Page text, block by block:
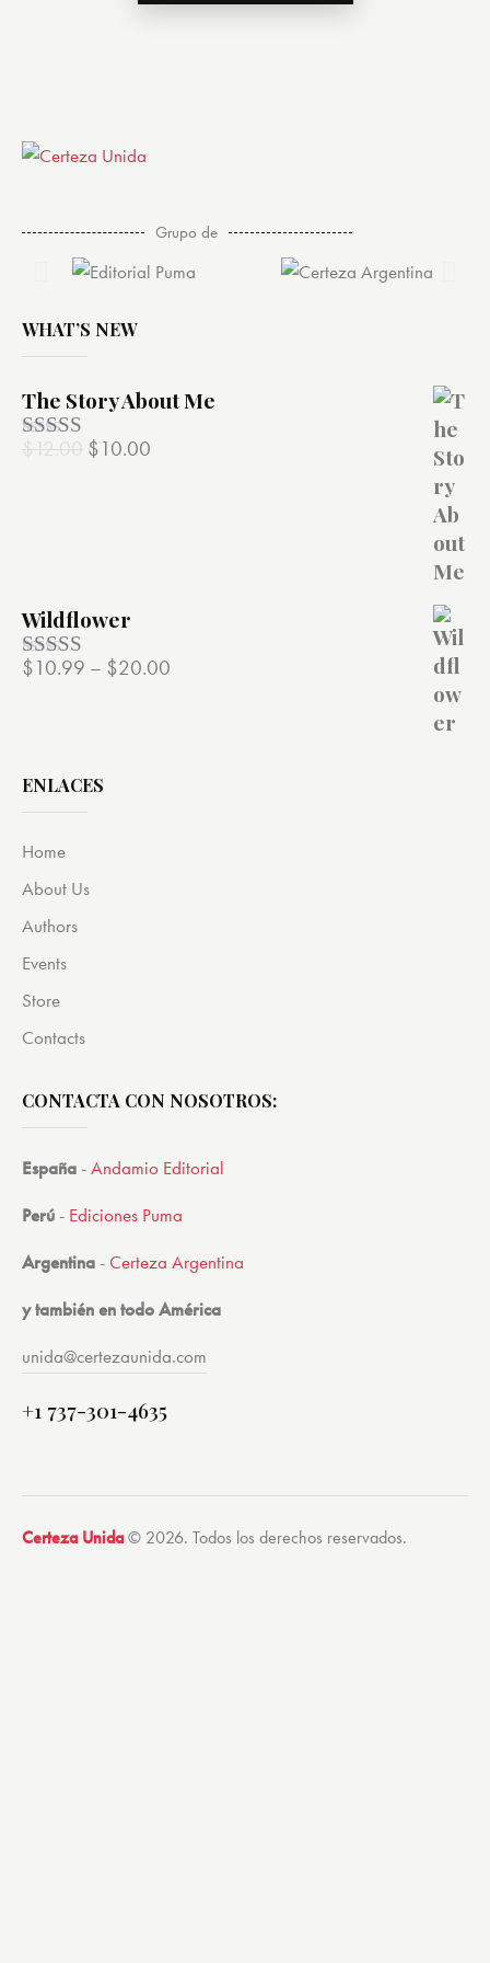
Grupo de
WHAT’S NEW
The Story About Me
Valorado
$12.00 $10.00
Wildflower
Valorado
$10.99 – $20.00
ENLACES
Home
About Us
Authors
Events
Store
Contacts
CONTACTA CON NOSOTROS:
España -Andamio Editorial
Perú - Ediciones Puma
Argentina -Certeza Argentina
y también en todo América
unida@certezaunida.com
+1 737-301-4635
Certeza Unida© 2026. Todos los derechos reservados.